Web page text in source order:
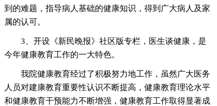
到的难题，指导病人基础的健康知识，得到广大病人及家
属的认可。
3、开设《新民晚报》社区版专栏，医生谈健康，是
今年健康教育工作的一大特色。
我院健康教育经过了积极努力地工作，虽然广大医务
人员对建康教育重要性认识不断提高，健康教育理论水平
和健康教育干预能力不断增强，健康教育工作取得显著成